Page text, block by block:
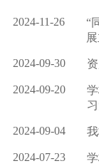
2024-11-26
“
2024-09-30
2024-09-20
2024-09-04
2024-07-23